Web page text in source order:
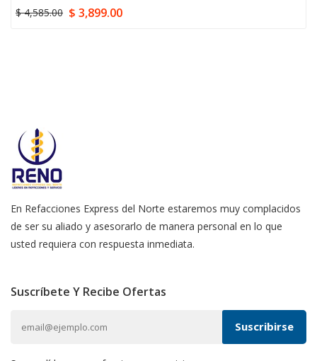
$ 4,585.00 $ 3,899.00
En Refacciones Express del Norte estaremos muy complacidos
de ser su aliado y asesorarlo de manera personal en lo que
usted requiera con respuesta inmediata.
Suscríbete Y Recibe Ofertas